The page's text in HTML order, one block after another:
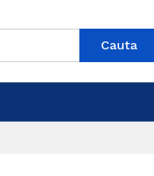
Cauta